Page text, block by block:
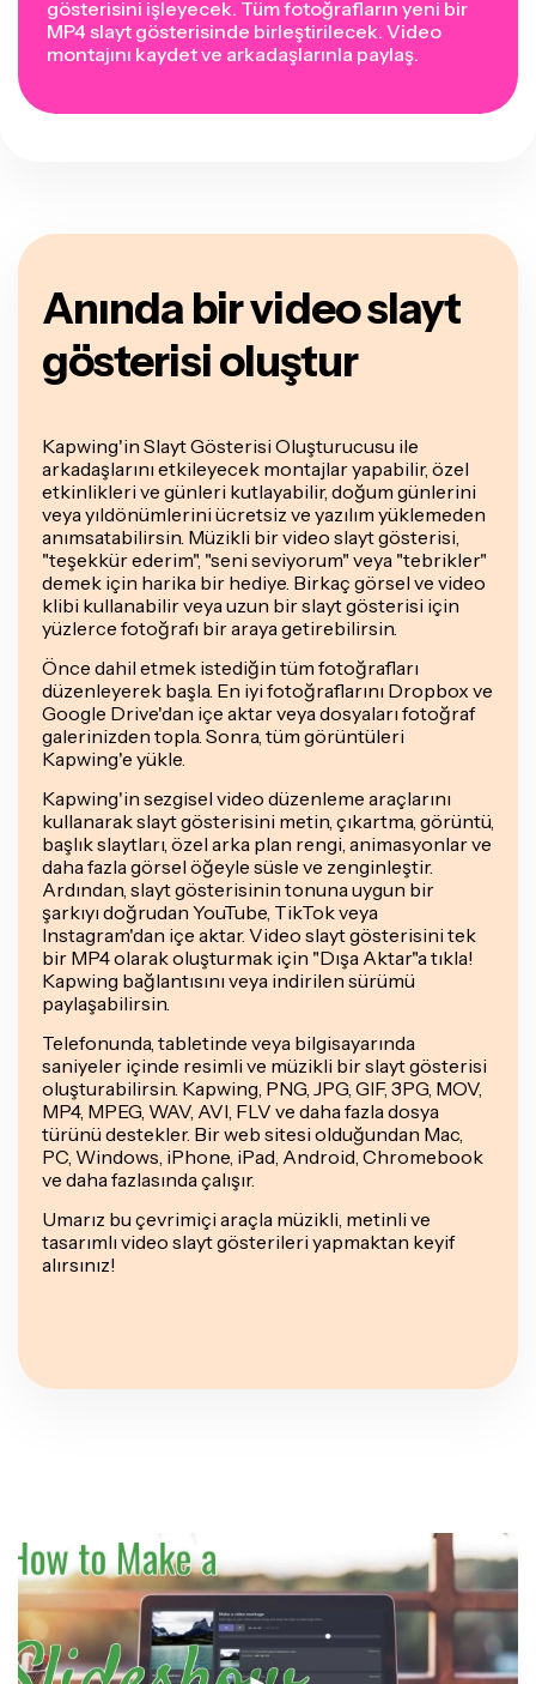
gösterisini işleyecek. Tüm fotoğrafların yeni bir
MP4 slayt gösterisinde birleştirilecek. Video
montajını kaydet ve arkadaşlarınla paylaş.
Anında bir video slayt
gösterisi oluştur
Kapwing'in Slayt Gösterisi Oluşturucusu ile
arkadaşlarını etkileyecek montajlar yapabilir, özel
etkinlikleri ve günleri kutlayabilir, doğum günlerini
veya yıldönümlerini ücretsiz ve yazılım yüklemeden
anımsatabilirsin. Müzikli bir video slayt gösterisi,
"teşekkür ederim", "seni seviyorum" veya "tebrikler"
demek için harika bir hediye. Birkaç görsel ve video
klibi kullanabilir veya uzun bir slayt gösterisi için
yüzlerce fotoğrafı bir araya getirebilirsin.
Önce dahil etmek istediğin tüm fotoğrafları
düzenleyerek başla. En iyi fotoğraflarını Dropbox ve
Google Drive'dan içe aktar veya dosyaları fotoğraf
galerinizden topla. Sonra, tüm görüntüleri
Kapwing'e yükle.
Kapwing'in sezgisel video düzenleme araçlarını
kullanarak slayt gösterisini metin, çıkartma, görüntü,
başlık slaytları, özel arka plan rengi, animasyonlar ve
daha fazla görsel öğeyle süsle ve zenginleştir.
Ardından, slayt gösterisinin tonuna uygun bir
şarkıyı doğrudan YouTube, TikTok veya
Instagram'dan içe aktar. Video slayt gösterisini tek
bir MP4 olarak oluşturmak için "Dışa Aktar"a tıkla!
Kapwing bağlantısını veya indirilen sürümü
paylaşabilirsin.
Telefonunda, tabletinde veya bilgisayarında
saniyeler içinde resimli ve müzikli bir slayt gösterisi
oluşturabilirsin. Kapwing, PNG, JPG, GIF, 3PG, MOV,
MP4, MPEG, WAV, AVI, FLV ve daha fazla dosya
türünü destekler. Bir web sitesi olduğundan Mac,
PC, Windows, iPhone, iPad, Android, Chromebook
ve daha fazlasında çalışır.
Umarız bu çevrimiçi araçla müzikli, metinli ve
tasarımlı video slayt gösterileri yapmaktan keyif
alırsınız!